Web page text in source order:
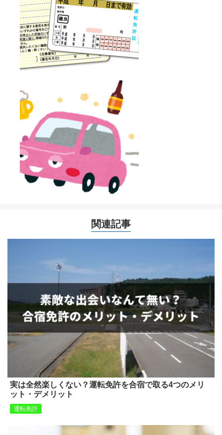
関連記事
実は全然楽しくない？運転免許を合宿で取る4つのメリ
ット・デメリット
運転免許